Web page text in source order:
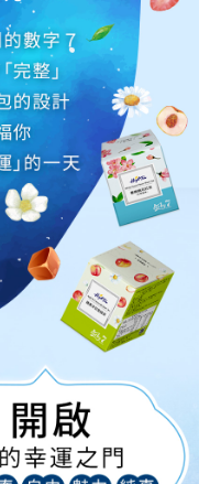
之損失，本公司不負相關責
帳號之用戶狀況，依本公司即
情形，本公司將視審查結果
冊。若發現惡意使用之情形，
用額度並採取法律行動。